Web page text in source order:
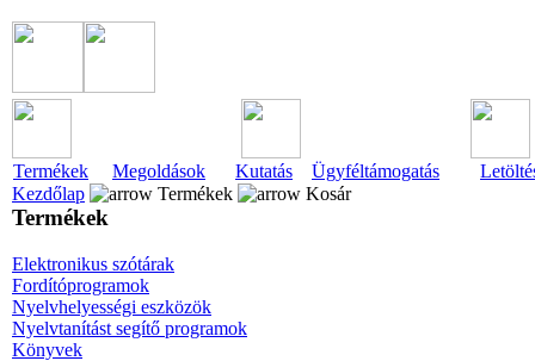
Termékek Megoldások Kutatás Ügyféltámogatás
Kezdőlap
Termékek Kosár
Termékek
Elektronikus szótárak
Fordítóprogramok
Nyelvhelyességi eszközök
Nyelvtanítást segítő programok
Könyvek